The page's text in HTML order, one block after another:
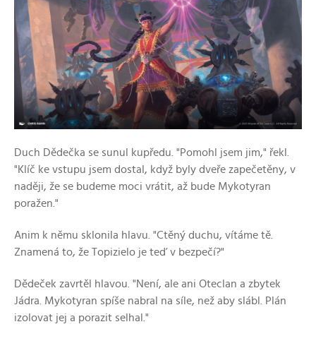
Duch Dědečka se sunul kupředu. "Pomohl jsem jim," řekl.
"Klíč ke vstupu jsem dostal, když byly dveře zapečetěny, v
naději, že se budeme moci vrátit, až bude Mykotyran
poražen."
Anim k němu sklonila hlavu. "Ctěný duchu, vítáme tě.
Znamená to, že Topizielo je teď v bezpečí?"
Dědeček zavrtěl hlavou. "Není, ale ani Oteclan a zbytek
Jádra. Mykotyran spíše nabral na síle, než aby slábl. Plán
izolovat jej a porazit selhal."